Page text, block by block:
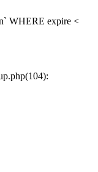
WHERE expire <